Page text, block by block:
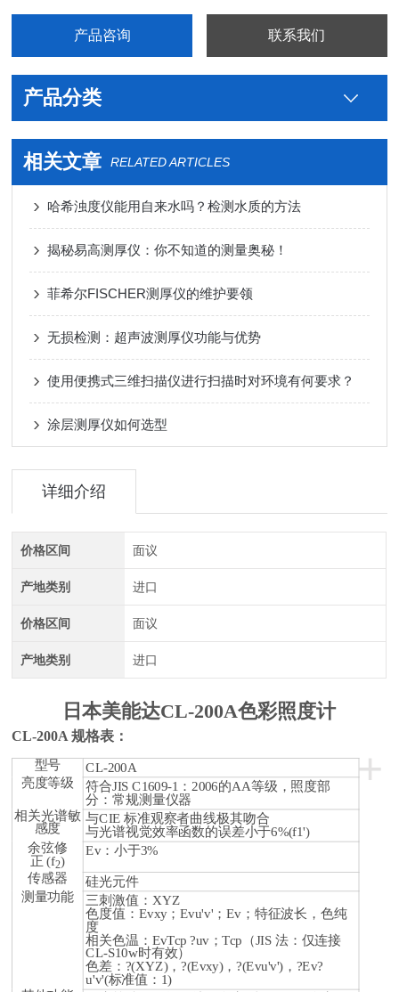
产品咨询 联系我们
产品分类
相关文章 RELATED ARTICLES
哈希浊度仪能用自来水吗？检测水质的方法
揭秘易高测厚仪：你不知道的测量奥秘！
菲希尔FISCHER测厚仪的维护要领
无损检测：超声波测厚仪功能与优势
使用便携式三维扫描仪进行扫描时对环境有何要求？
涂层测厚仪如何选型
详细介绍
价格区间 面议
产地类别 进口
价格区间 面议
产地类别 进口
日本美能达CL-200A色彩照度计
CL-200A 规格表：
+
型号
CL-200A
亮度等级
符合JIS C1609-1：2006的AA等级，照度部
分：常规测量仪器
相关光谱敏
感度
与CIE 标准观察者曲线极其吻合
与光谱视觉效率函数的误差小于6%(f1')
余弦修
正 (f2)
Ev：小于3%
传感器 硅光元件
测量功能
三刺激值：XYZ
色度值：Evxy；Evu'v'；Ev；特征波长，色纯
度
相关色温：EvTcp ?uv；Tcp（JIS 法：仅连接
CL-S10w时有效）
色差：?(XYZ)，?(Evxy)，?(Evu'v')，?Ev?
u'v'(标准值：1)